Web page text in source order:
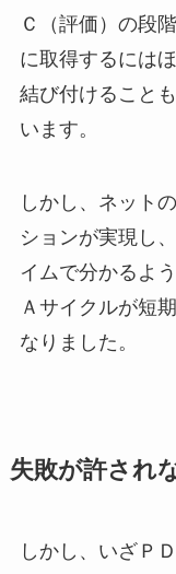
Ｃ（評価）の段
に取得するには
結び付けること
います。
しかし、ネット
ションが実現し
イムで分かるよ
Ａサイクルが短
なりました。
失敗が許され
しかし、いざＰ